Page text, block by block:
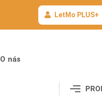
LetMo PLUS+
O nás